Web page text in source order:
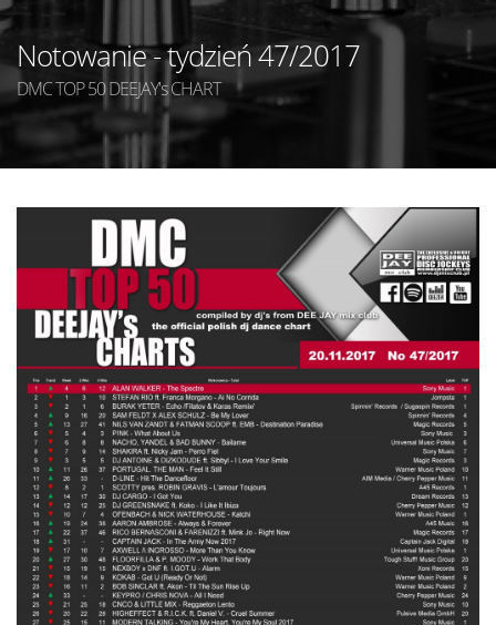
Notowanie - tydzień 47/2017
DMC TOP 50 DEEJAY's CHART